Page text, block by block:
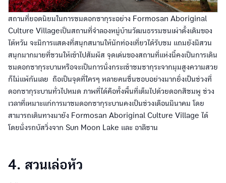
สถานที่ยอดนิยมในการชมดอกซากุระอย่าง Formosan Aboriginal
Culture Villageเป็นสถานที่จำลองหมู่บ้านวัฒนธรรมชนเผ่าดั้งเดิมของ
ไต้หวัน จะมีการแสดงที่สนุกสนานให้นักท่องเที่ยวได้รับชม แถมยังมีสวน
สนุกมากมายที่ชวนให้เข้าไปสัมผัส จุดเด่นของสถานที่แห่งนี้คงเป็นการเดิน
ชมดอกซากุระบานหรือจะเป็นการนั่งกระเช้าชมซากุระจากมุมสูงความสวย
ก็ไม่แพ้กันเลย ถือเป็นจุดที่ใครๆ หลายคนชื่นชอบอย่างมากยิ่งเป็นช่วงที่
ดอกซากุระบานทั่วไปหมด ภาพที่ได้คือทั้งพื้นที่เต็มไปด้วยดอกสีชมพู ช่วง
เวลาที่เหมาะแก่การมาชมดอกซากุระบานคงเป็นช่วงเดือนมีนาคม โดย
สามารถเดินทางมายัง Formosan Aboriginal Culture Village ได้
โดยนั่งรถบัสวิ่งจาก Sun Moon Lake และ อาลีซาน
4. สวนเล่อหัว